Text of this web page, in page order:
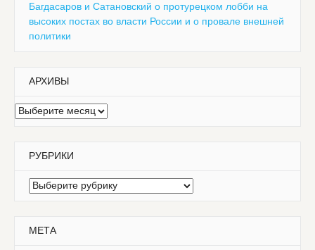
Багдасаров и Сатановский о протурецком лобби на
высоких постах во власти России и о провале внешней
политики
АРХИВЫ
Архивы
РУБРИКИ
Рубрики
МЕТА